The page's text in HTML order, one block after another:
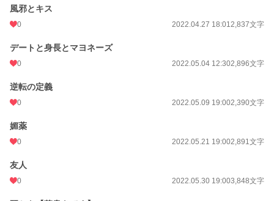
年間ポイント
風邪とキス
0 2022.04.27 18:012,837文字
デートと身長とマヨネーズ
0 2022.05.04 12:302,896文字
逆転の定義
0 2022.05.09 19:002,390文字
媚薬
0 2022.05.21 19:002,891文字
友人
0 2022.05.30 19:003,848文字